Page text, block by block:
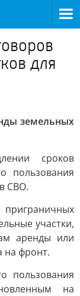
для
земельных
сроков
пользования
СВО.
участки,
аренды или
на фронт.
пользования
на